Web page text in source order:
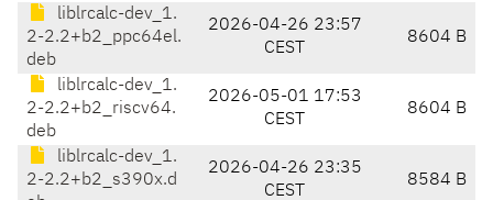
liblrcalc-dev_1.
2-2.2+b2_ppc64el.
deb
2026-04-26 23:57
CEST
8604 B
liblrcalc-dev_1.
2-2.2+b2_riscv64.
deb
2026-05-01 17:53
CEST
8604 B
liblrcalc-dev_1.
2-2.2+b2_s390x.d
2026-04-26 23:35
CEST
8584 B